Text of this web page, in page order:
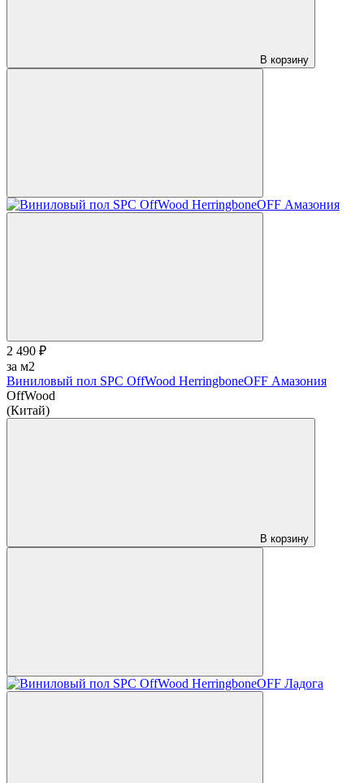
В корзину
2 490 ₽
за м2
Виниловый пол SPC OffWood HerringboneOFF Амазония
OffWood
(Китай)
В корзину